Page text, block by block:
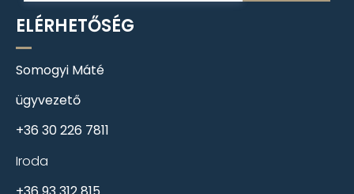
ELÉRHETŐSÉG
Somogyi Máté
ügyvezető
+36 30 226 7811
Iroda